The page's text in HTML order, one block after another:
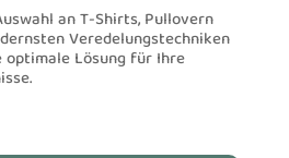
an T-Shirts, Pullovern
Veredelungstechniken
optimale Lösung für Ihre